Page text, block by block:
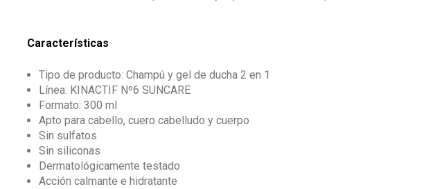
Características
Tipo de producto: Champú y gel de ducha 2 en 1
Línea: KINACTIF Nº6 SUNCARE
Formato: 300 ml
Apto para cabello, cuero cabelludo y cuerpo
Sin sulfatos
Sin siliconas
Dermatológicamente testado
Acción calmante e hidratante